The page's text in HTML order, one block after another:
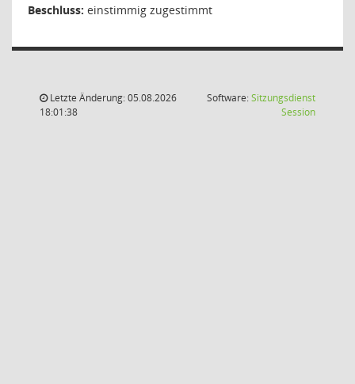
Beschluss: einstimmig zugestimmt
Letzte Änderung: 05.08.2026
18:01:38
Software:Sitzungsdienst
Session(Wird in